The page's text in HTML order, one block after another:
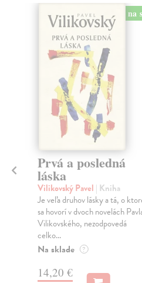
na
Prvá a posledná
láska
Vilikovský Pavel | Kniha
Je veľa druhov lásky a tá, o
sa hovorí v dvoch novelách
Vilikovského, nezodpovedá
celko...
Na sklade ?
14,20 €